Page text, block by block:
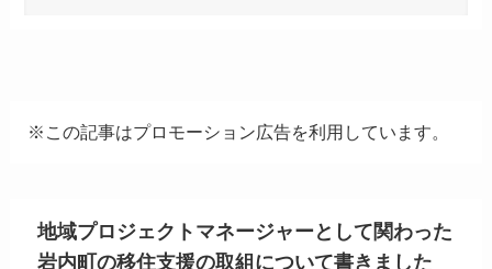
※この記事はプロモーション広告を利用しています。
地域プロジェクトマネージャーとして関わった
岩内町の移住支援の取組について書きました